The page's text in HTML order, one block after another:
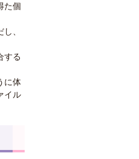
た個
、
する
に体
イル